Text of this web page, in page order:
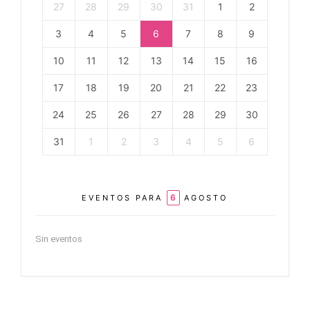
27 28 29 30 31 1 2
3 4 5 6 7 8 9
10 11 12 13 14 15 16
17 18 19 20 21 22 23
24 25 26 27 28 29 30
31 1 2 3 4 5 6
EVENTOS PARA 6 AGOSTO
Sin eventos